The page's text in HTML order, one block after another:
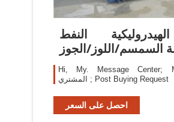
النفط
السمسم/اللوز/الجوز
Hi, My. Message Center;
المشتري ; Post Buying Request
احصل على السعر